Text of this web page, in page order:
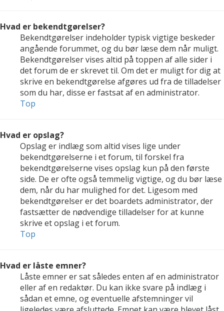
Hvad er bekendtgørelser?
Bekendtgørelser indeholder typisk vigtige beskeder
angående forummet, og du bør læse dem når muligt.
Bekendtgørelser vises altid på toppen af alle sider i
det forum de er skrevet til. Om det er muligt for dig at
skrive en bekendtgørelse afgøres ud fra de tilladelser
som du har, disse er fastsat af en administrator.
Top
Hvad er opslag?
Opslag er indlæg som altid vises lige under
bekendtgørelserne i et forum, til forskel fra
bekendtgørelserne vises opslag kun på den første
side. De er ofte også temmelig vigtige, og du bør læse
dem, når du har mulighed for det. Ligesom med
bekendtgørelser er det boardets administrator, der
fastsætter de nødvendige tilladelser for at kunne
skrive et opslag i et forum.
Top
Hvad er låste emner?
Låste emner er sat således enten af en administrator
eller af en redaktør. Du kan ikke svare på indlæg i
sådan et emne, og eventuelle afstemninger vil